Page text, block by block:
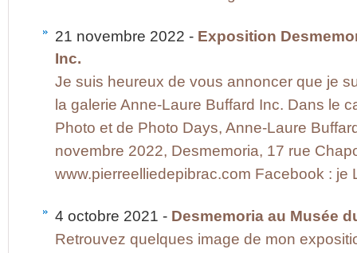
21 novembre 2022 - Exposition
Inc.
Je suis heureux de vous annoncer que je
la galerie Anne-Laure Buffard Inc. Dans le
Photo et de Photo Days, Anne-Laure
novembre 2022, Desmemoria, 17 rue
www.pierreelliedepibrac.com Facebook : je
4 octobre 2021 - Desmemoria au Musée
Retrouvez quelques image de mon